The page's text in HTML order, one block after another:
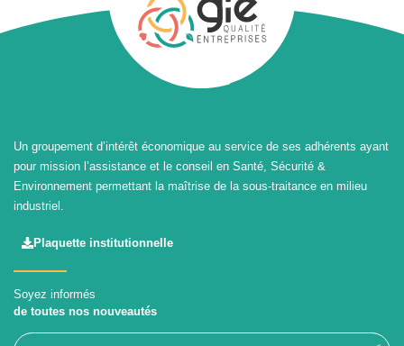
Un groupement d’intérêt économique au service de ses adhérents ayant
pour mission l’assistance et le conseil en Santé, Sécurité &
Environnement permettant la maîtrise de la sous-traitance en milieu
industriel.
Plaquette institutionnelle
Soyez informés
de toutes nos nouveautés